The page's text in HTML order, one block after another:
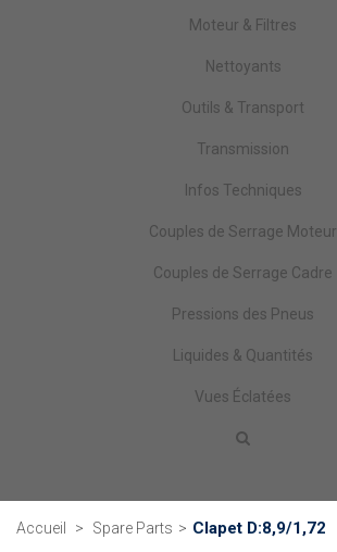
Moteur & Filtres
Nettoyants
Outils & Transport
Transmission
Infos Techniques
Couples de Serrage Moteur
Couples de Serrage Cadre
Pressions des Pneus
Liquides & Quantités
Vues Éclatées
Accueil > Spare Parts > Clapet D:8,9/1,72